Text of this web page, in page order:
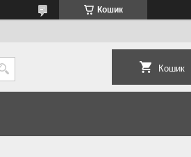
Кошик
Кошик